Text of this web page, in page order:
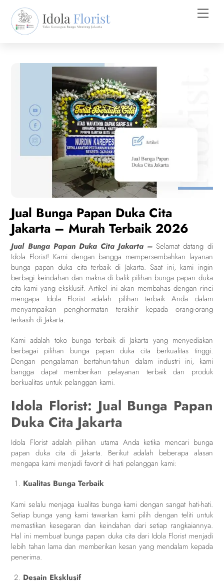
content
Jual Bunga Papan Duka Cita
Jakarta – Murah Terbaik 2026
Jual Bunga Papan Duka Cita Jakarta –Selamat datang di
Idola Florist! Kami dengan bangga mempersembahkan layanan
bunga papan duka cita terbaik di Jakarta. Saat ini, kami ingin
berbagi keindahan dan makna di balik pilihan bunga papan duka
cita kami yang eksklusif. Artikel ini akan membahas dengan rinci
mengapa Idola Florist adalah pilihan terbaik Anda dalam
menyampaikan penghormatan terakhir kepada orang-orang
terkasih di Jakarta.
Kami adalah toko bunga terbaik di Jakarta yang menyediakan
berbagai pilihan bunga papan duka cita berkualitas tinggi.
Dengan pengalaman bertahun-tahun dalam industri ini, kami
bangga dapat memberikan pelayanan terbaik dan produk
berkualitas untuk pelanggan kami.
Idola Florist: Jual Bunga Papan
Duka Cita Jakarta
Idola Florist adalah pilihan utama Anda ketika mencari bunga
papan duka cita di Jakarta. Berikut adalah beberapa alasan
mengapa kami menjadi favorit di hati pelanggan kami:
Kualitas Bunga Terbaik
Kami selalu menjaga kualitas bunga kami dengan sangat hati-hati.
Setiap bunga yang kami tawarkan kami pilih dengan teliti untuk
memastikan kesegaran dan keindahan dari setiap rangkaiannya.
Hal ini membuat bunga papan duka cita dari Idola Florist menjadi
lebih tahan lama dan memberikan kesan yang mendalam kepada
penerima.
Desain Eksklusif